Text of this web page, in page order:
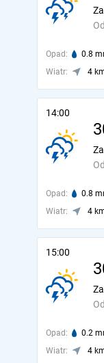
Opad: 0.8
Wiatr:
4
14:00
Opad: 0.8
Wiatr:
4
15:00
Opad: 0.2
Wiatr:
4